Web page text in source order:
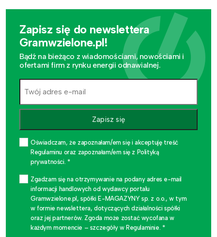
Zapisz się do newslettera
Gramwzielone.pl!
Bądź na bieżąco z wiadomościami, nowościami i
ofertami firm z rynku energii odnawialnej.
Zapisz się
Oświadczam, że zapoznałam/em się i akceptuję treść
Regulaminu oraz zapoznałam/em się z Polityką
prywatności. *
Zgadzam się na otrzymywanie na podany adres e-mail
informacji handlowych od wydawcy portalu
Gramwzielone.pl, spółki E-MAGAZYNY sp. z o.o., w tym
w formie newslettera, dotyczących działalności spółki
oraz jej partnerów. Zgoda może zostać wycofana w
każdym momencie – szczegóły w Regulaminie. *